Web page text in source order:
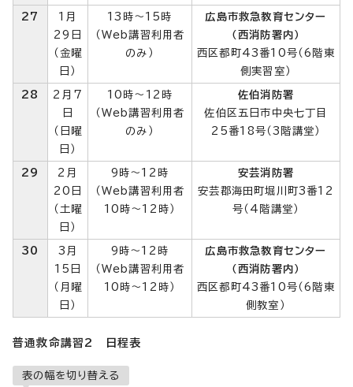
27
1月
29日
（金曜
日）
13時～15時
（Web講習利用者
のみ）
広島市救急教育センター
（西消防署内）
西区都町43番10号（6階東
側実習室）
28
2月7
日
（日曜
日）
10時～12時
（Web講習利用者
のみ）
佐伯消防署
佐伯区五日市中央七丁目
25番18号（3階講堂）
29
2月
20日
（土曜
日）
9時～12時
（Web講習利用者
10時～12時）
安芸消防署
安芸郡海田町堀川町3番12
号（4階講堂）
30
3月
15日
（月曜
日）
9時～12時
（Web講習利用者
10時～12時）
広島市救急教育センター
（西消防署内）
西区都町43番10号（6階東
側教室）
普通救命講習2 日程表
表の幅を切り替える